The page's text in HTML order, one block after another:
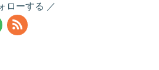
ローする